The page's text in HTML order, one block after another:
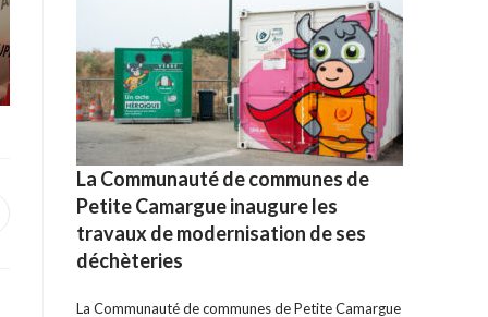
La Communauté de communes de
Petite Camargue inaugure les
travaux de modernisation de ses
déchèteries
La Communauté de communes de Petite Camargue